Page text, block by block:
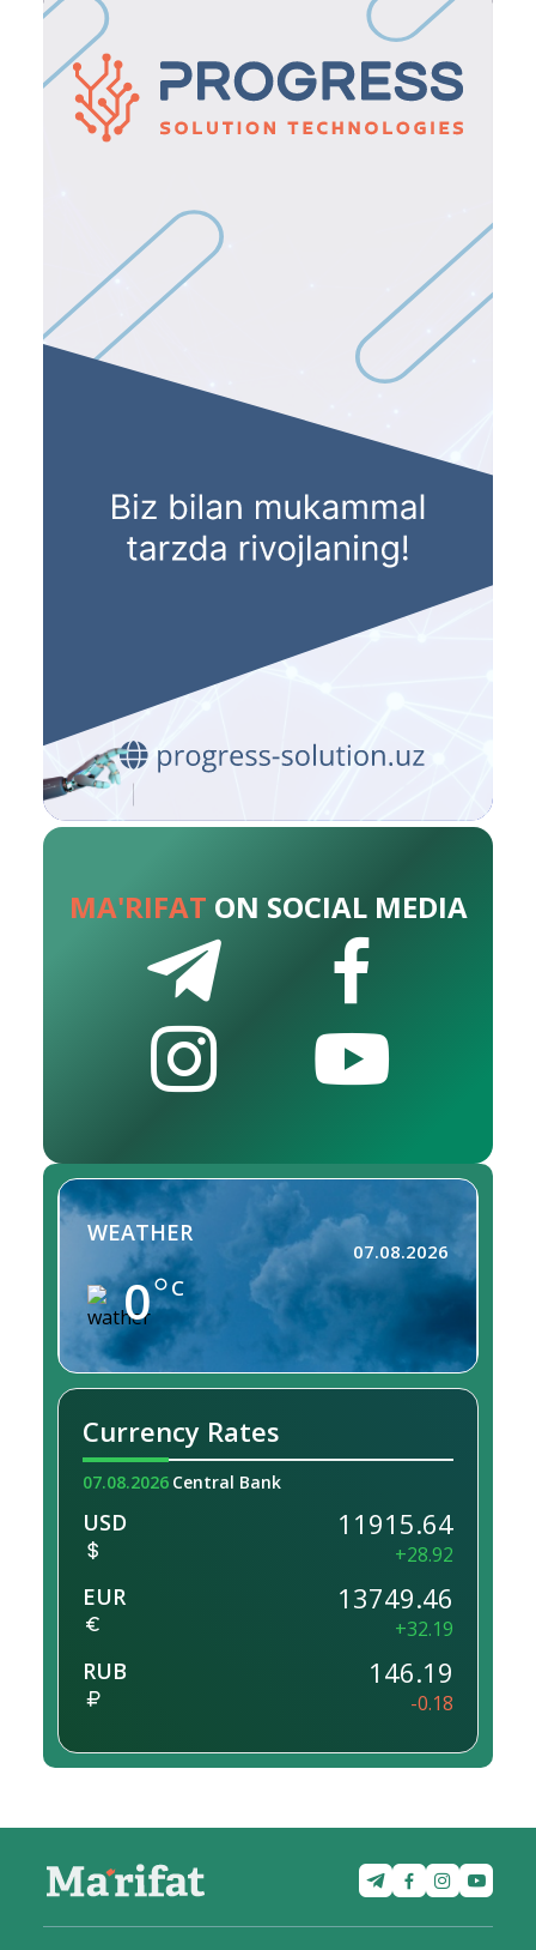
MA'RIFAT ON SOCIAL MEDIA
WEATHER
0 C
07.08.2026
Currency Rates
07.08.2026 Central Bank
USD 11915.64
+28.92
EUR 13749.46
+32.19
RUB 146.19
-0.18